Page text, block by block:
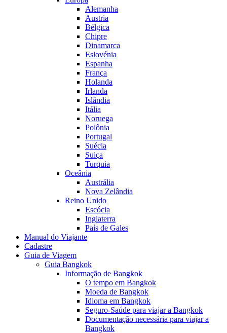
Alemanha
Austria
Bélgica
Chipre
Dinamarca
Eslovénia
Espanha
França
Holanda
Irlanda
Islândia
Itália
Noruega
Polônia
Portugal
Suécia
Suiça
Turquia
Oceânia
Austrália
Nova Zelândia
Reino Unido
Escócia
Inglaterra
País de Gales
Manual do Viajante
Cadastre
Guia de Viagem
Guia Bangkok
Informação de Bangkok
O tempo em Bangkok
Moeda de Bangkok
Idioma em Bangkok
Seguro-Saúde para viajar a Bangkok
Documentação necessária para viajar a
Bangkok